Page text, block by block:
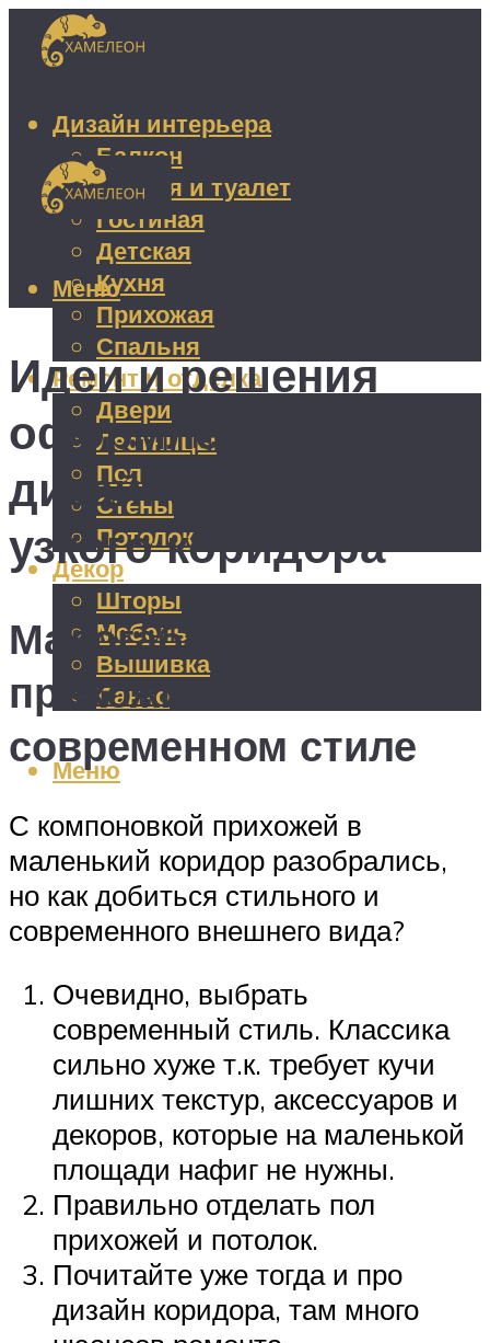
Дизайн интерьера
Балкон
Ванная и туалет
Гостиная
Детская
Кухня
Прихожая
Спальня
Ремонт и отделка
Двери
Лестницы
Пол
Стены
Потолок
Декор
Шторы
Мебель
Вышивка
Панно
Меню
Меню
Идеи и решения
оформления
дизайна интерьера
узкого коридора
Малогабаритные
прихожие в
современном стиле
С компоновкой прихожей в
маленький коридор разобрались,
но как добиться стильного и
современного внешнего вида?
Очевидно, выбрать
современный стиль. Классика
сильно хуже т.к. требует кучи
лишних текстур, аксессуаров и
декоров, которые на маленькой
площади нафиг не нужны.
Правильно отделать пол
прихожей и потолок.
Почитайте уже тогда и про
дизайн коридора, там много